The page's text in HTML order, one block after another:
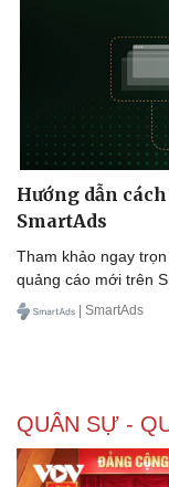
Hướng dẫn
SmartAds
Tham khảo ngay
quảng cáo mới trên
| SmartAds
QUÂN SỰ -